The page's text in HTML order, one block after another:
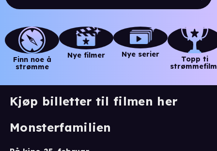
Finn noe å
strømme
Nye filmer Nye serier
Topp ti
Kjøp billetter til filmen her
Monsterfamilien